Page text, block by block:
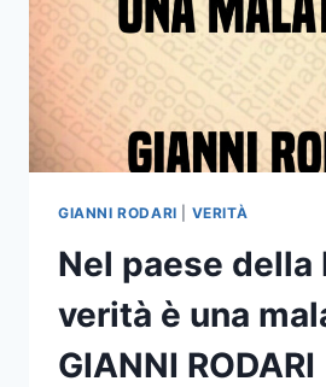
GIANNI RODARI VERITÀ
Nel paese della
verità è una
GIANNI RODARI